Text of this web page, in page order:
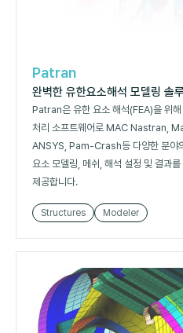
Patran
완벽한 유한요소해석 모델링 솔
Patran은 유한 요소 해석(FEA)을 위
처리 소프트웨어로 MAC Nastran,
ANSYS, Pam-Crash등 다양한 분야
요소 모델링, 메쉬, 해석 설정 및 결과
제공합니다.
Structures Modeler